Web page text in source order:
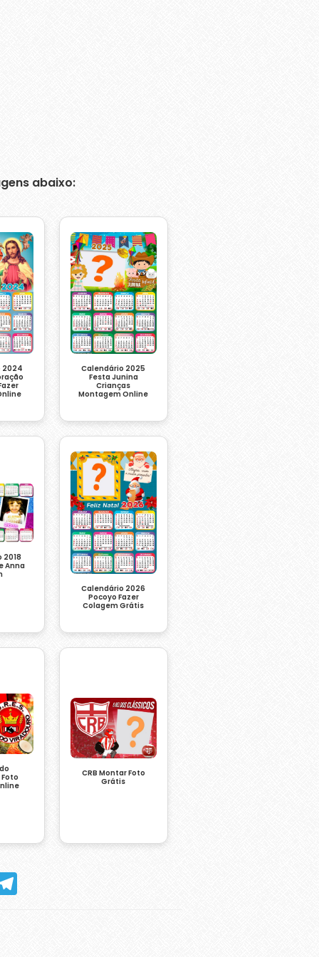
abaixo:
2024
Calendário 2025
Festa Junina
Crianças
Montagem Online
2018
Anna
Calendário 2026
Pocoyo Fazer
Colagem Grátis
CRB Montar Foto
Grátis
Telegram